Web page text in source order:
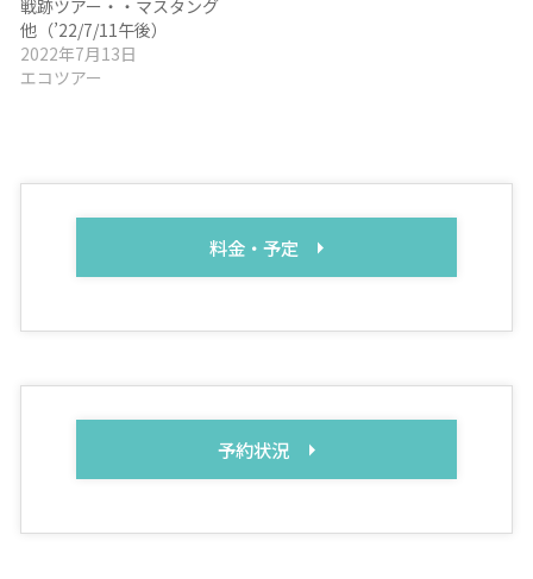
戦跡ツアー・・マスタング
他（’22/7/11午後）
2022年7月13日
エコツアー
料金・予定
予約状況